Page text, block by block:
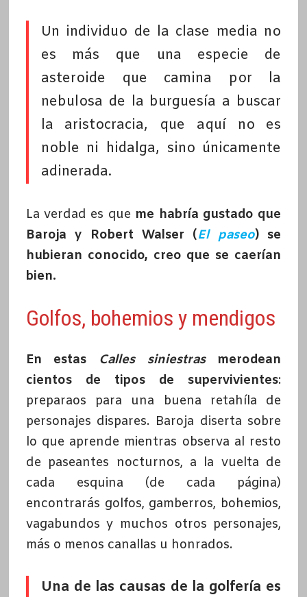
Un individuo de la clase media no
es más que una especie de
asteroide que camina por la
nebulosa de la burguesía a buscar
la aristocracia, que aquí no es
noble ni hidalga, sino únicamente
adinerada.
La verdad es que me habría gustado que
Baroja y Robert Walser (El paseo) se
hubieran conocido, creo que se caerían
bien.
Golfos, bohemios y mendigos
En estas Calles siniestrasmerodean
cientos de tipos de supervivientes:
preparaos para una buena retahíla de
personajes dispares. Baroja diserta sobre
lo que aprende mientras observa al resto
de paseantes nocturnos, a la vuelta de
cada esquina (de cada página)
encontrarás golfos, gamberros, bohemios,
vagabundos y muchos otros personajes,
más o menos canallas u honrados.
Una de las causas de la golfería es